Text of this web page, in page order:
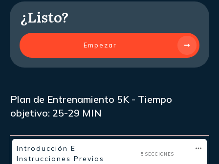
¿Listo?
Empezar
Plan de Entrenamiento 5K - Tiempo
objetivo: 25-29 MIN
Introducción E
Instrucciones Previas
5 SECCIONES